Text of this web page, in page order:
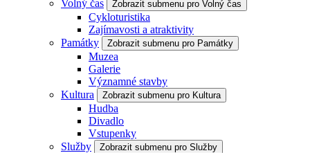
Volný čas
Zobrazit submenu pro Volný čas
Cykloturistika
Zajímavosti a atraktivity
Památky
Zobrazit submenu pro Památky
Muzea
Galerie
Významné stavby
Kultura
Zobrazit submenu pro Kultura
Hudba
Divadlo
Vstupenky
Služby
Zobrazit submenu pro Služby